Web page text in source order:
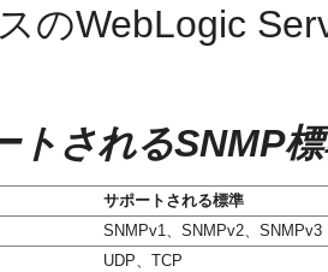
のWebLogic
トされるSNMP
サポートされる標準
SNMPv1、SNMPv2、SNMPv3
UDP、TCP